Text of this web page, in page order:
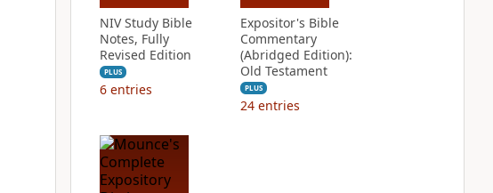
NIV Study Bible
Notes, Fully
Revised Edition
PLUS
6 entries
Expositor's Bible
Commentary
(Abridged Edition):
Old Testament
PLUS
24 entries